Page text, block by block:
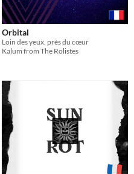
Orbital
Loin des yeux, près du cœur
Kalum from The Rolistes